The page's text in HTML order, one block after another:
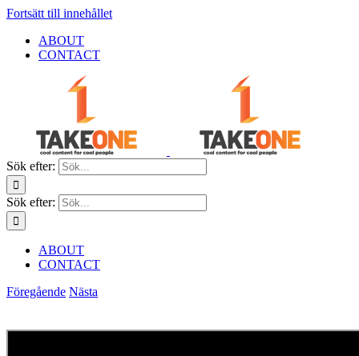
Fortsätt till innehållet
ABOUT
CONTACT
Sök efter:
Sök efter:
ABOUT
CONTACT
Föregående Nästa